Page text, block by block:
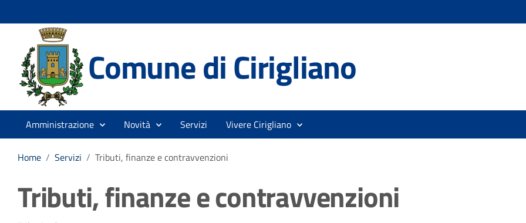
Comune di Cirigliano
Amministrazione Novità Servizi Vivere Cirigliano
Home / Servizi / Tributi, finanze e contravvenzioni
Tributi, finanze e contravvenzioni